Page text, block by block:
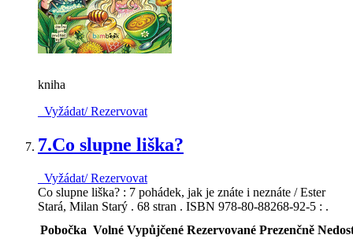
kniha
Vyžádat/ Rezervovat
7.Co slupne liška?
Vyžádat/ Rezervovat
Co slupne liška? : 7 pohádek, jak je znáte i neznáte / Ester
Stará, Milan Starý . 68 stran . ISBN 978-80-88268-92-5 : .
Pobočka Volné Vypůjčené Rezervované Prezenčně